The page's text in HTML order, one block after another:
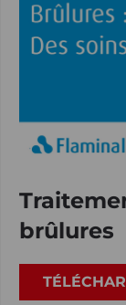
brûlures